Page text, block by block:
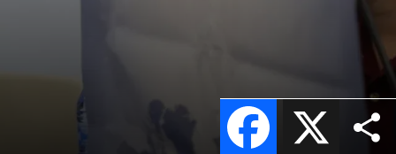
X
Facebook